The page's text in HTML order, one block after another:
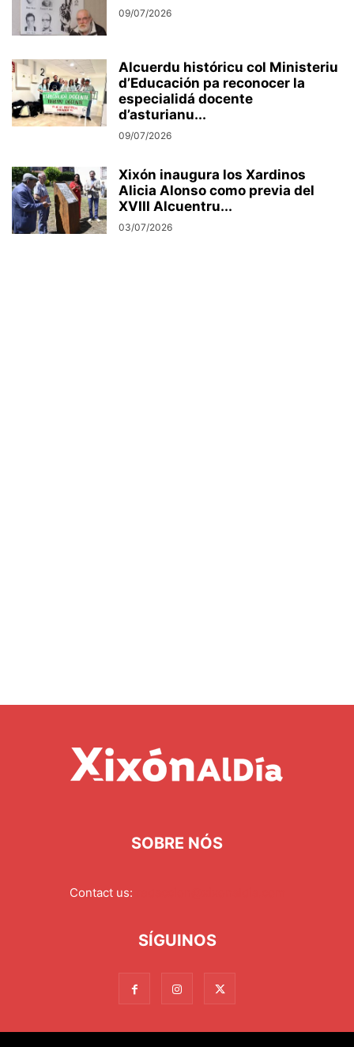
09/07/2026
Alcuerdu históricu col Ministeriu
d’Educación pa reconocer la
especialidá docente
d’asturianu...
09/07/2026
Xixón inaugura los Xardinos
Alicia Alonso como previa del
XVIII Alcuentru...
03/07/2026
SOBRE NÓS
Contact us:
SÍGUINOS